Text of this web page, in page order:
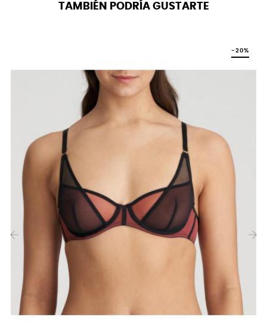
TAMBIÉN PODRÍA GUSTARTE
-20%